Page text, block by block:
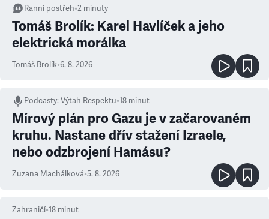
Ranní postřeh•2 minuty
Tomáš Brolík: Karel Havlíček a jeho
elektrická morálka
Tomáš Brolík•6. 8. 2026
Podcasty:Výtah Respektu•18 minut
Mírový plán pro Gazu je v začarovaném
kruhu. Nastane dřív stažení Izraele,
nebo odzbrojení Hamásu?
Zuzana Machálková•5. 8. 2026
Zahraničí•18 minut